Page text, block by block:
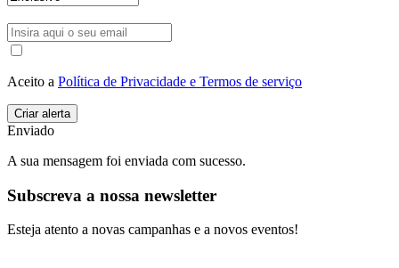
Aceito a Política de Privacidade e Termos de serviço
Enviado
A sua mensagem foi enviada com sucesso.
Subscreva a nossa newsletter
Esteja atento a novas campanhas e a novos eventos!